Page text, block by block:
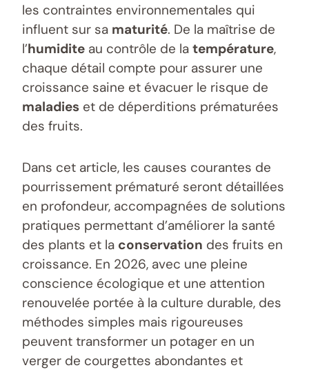
les contraintes environnementales qui
influent sur sa maturité. De la maîtrise de
l’humidite au contrôle de la température,
chaque détail compte pour assurer une
croissance saine et évacuer le risque de
maladies et de déperditions prématurées
des fruits.
Dans cet article, les causes courantes de
pourrissement prématuré seront détaillées
en profondeur, accompagnées de solutions
pratiques permettant d’améliorer la santé
des plants et la conservation des fruits en
croissance. En 2026, avec une pleine
conscience écologique et une attention
renouvelée portée à la culture durable, des
méthodes simples mais rigoureuses
peuvent transformer un potager en un
verger de courgettes abondantes et